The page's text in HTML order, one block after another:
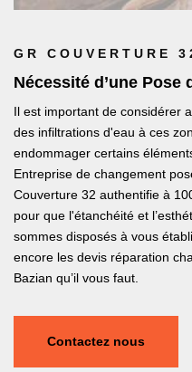
GR COUVERTURE
Nécessité d’une Pose
Il est important de considérer
des infiltrations d'eau à ces
endommager certains
Entreprise de changement
Couverture 32 authentifie à
pour que l'étanchéité et
sommes disposés à vous
encore les devis réparation
Bazian qu’il vous faut.
Contactez nous